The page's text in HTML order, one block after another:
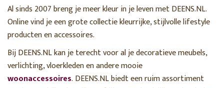
Al sinds 2007 breng je meer kleur in je leven met DEENS.NL.
Online vind je een grote collectie kleurrijke, stijlvolle lifestyle
producten en accessoires.
Bij DEENS.NL kan je terecht voor al je decoratieve meubels,
verlichting, vloerkleden en andere mooie
woonaccessoires. DEENS.NL biedt een ruim assortiment